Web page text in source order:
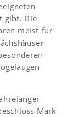
gibt. Die
meist für
Mark